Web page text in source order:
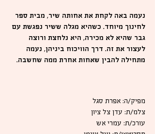
נעמה באה לקחת את אחותה שיר, מבית ספר
לחינוך מיוחד. כשהיא מגלה ששיר נפגשת עם
גבר שהיא לא מכירה, היא נלחצת ורוצה
לעצור את זה. דרך הוויכוח ביניהן, נעמה
מתחילה להבין שאחות אחרת ממה שחשבה.
מפיק/ה: אפרת סגל
צלמ/ת: עדן צל ציון
עורכ/ת: עמרי אש